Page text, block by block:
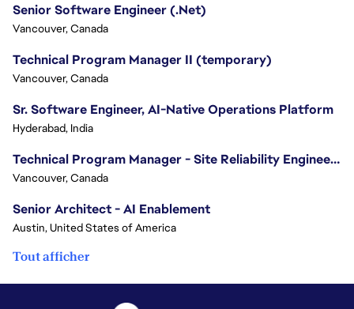
Senior Software Engineer (.Net)
Vancouver, Canada
Technical Program Manager II (temporary)
Vancouver, Canada
Sr. Software Engineer, AI-Native Operations Platform
Hyderabad, India
Technical Program Manager - Site Reliability Engineering (SRE)
Vancouver, Canada
Senior Architect - AI Enablement
Austin, United States of America
Tout afficher